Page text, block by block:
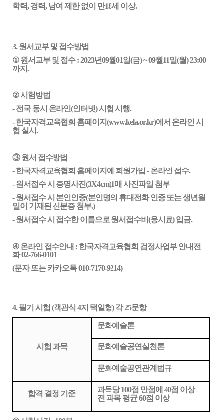
학력, 경력, 남여 제한 없이 만18세 이상.
3. 원서교부 및 접수방법
①원서교부 및 접수 : 2023년09월01일(금) ~09월11일(월) 23:00
까지.
②시험방법
- 전국 동시 온라인(인터넷) 시험 시행.
- 한국자격교육협회 홈페이지(www.kela.or.kr)에서 온라인 시
험 실시.
③ 원서 접수방법
- 한국자격교육협회 홈페이지에 회원가입 - 온라인 접수.
- 원서접수 시 증명사진(3X4cm)1매 사진파일 첨부
- 원서접수 시 본인인증(본인명의 휴대전화 인증 또는생년월
일이 기재된 신분증 첨부.)
- 원서접수 시 접수한 이름으로 원서접수비(응시료) 입금.
④온라인 접수안내 : 한국자격교육협회 검정사업부 안내전
화 02-766-0101
(문자 또는 카카오톡 010-7170-9214)
4. 필기 시험 (객관식 4지 택일형) 각 25문항
시험 과목
문화예술론
문화예술공연실천론
문화예술공연관계법규
합격 결정 기준
과목당 100점 만점에 40점 이상
전 과목 평균 60점 이상